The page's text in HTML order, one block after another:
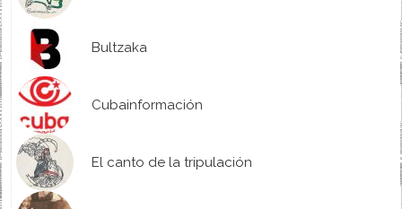
Bultzaka
Cubainformación
El canto de la tripulación